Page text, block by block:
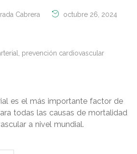
Cabrera octubre 26, 2024
prevención cardiovascular
es el más importante factor de
todas las causas de mortalidad
a nivel mundial.